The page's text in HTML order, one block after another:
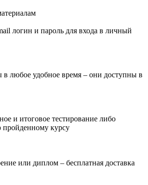
логин и пароль для входа в личный
в любое удобное время – они доступны в
и итоговое тестирование либо
пройденному курсу
или диплом – бесплатная доставка